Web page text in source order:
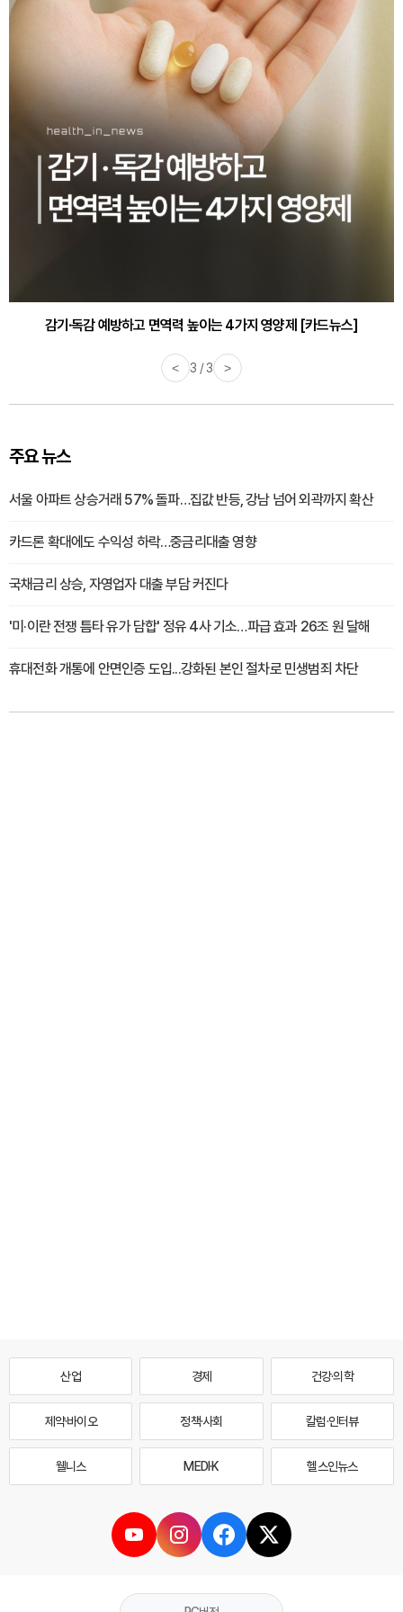
감기·독감 예방하고 면역력 높이는 4가지 영양제 [카드뉴스]
< 3 / 3 >
주요 뉴스
서울 아파트 상승거래 57% 돌파…집값 반등, 강남 넘어 외곽까지 확산
카드론 확대에도 수익성 하락…중금리대출 영향
국채금리 상승, 자영업자 대출 부담 커진다
'미·이란 전쟁 틈타 유가 담합' 정유 4사 기소…파급 효과 26조 원 달해
휴대전화 개통에 안면인증 도입...강화된 본인 절차로 민생범죄 차단
산업 경제 건강·의학
제약·바이오 정책·사회 칼럼·인터뷰
웰니스 MEDI·K 헬스인뉴스